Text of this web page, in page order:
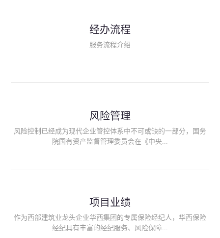
险、政府公共安全责任保险/自然灾害公众责任保险、精神病监护
人责任险、首台套/首版次保险、科技保险等）；（三）传统财产
险产品；（六）保险招投标业务。随着业务的开展，华西经纪会
供专业、优质的保险经纪服务。
经办流程
服务流程介绍
风险管理
风险控制已经成为现代企业管控体系中不可或缺的一部分，国务
院国有资产监督管理委员会在《中央...
能够为客户降低风险管理成本，提高经营效率；能够为企业提供
从风险评估、风险分析、风险防范、风险转移到灾后防损、索赔
等全方位、全过程、专家式的服务，拓展和深化由保险公司提供
项目业绩
作为西部建筑业龙头企业华西集团的专属保险经纪人，华西保险
经纪具有丰富的经纪服务、风险保障...